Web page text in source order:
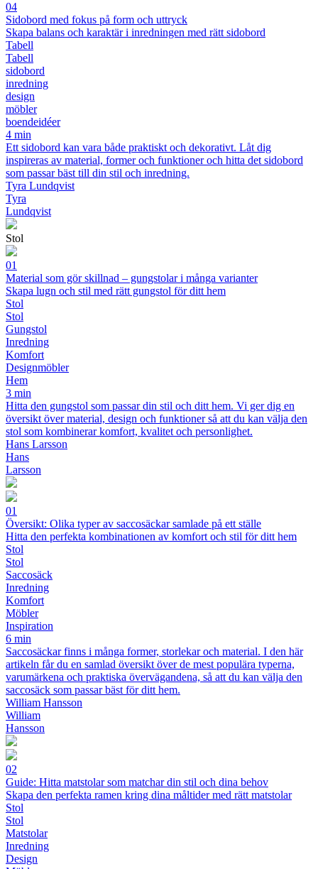
04
Sidobord med fokus på form och uttryck
Skapa balans och karaktär i inredningen med rätt sidobord
Tabell
Tabell
sidobord
inredning
design
möbler
boendeidéer
4 min
Ett sidobord kan vara både praktiskt och dekorativt. Låt dig
inspireras av material, former och funktioner och hitta det sidobord
som passar bäst till din stil och inredning.
Tyra Lundqvist
Tyra
Lundqvist
Stol
01
Material som gör skillnad – gungstolar i många varianter
Skapa lugn och stil med rätt gungstol för ditt hem
Stol
Stol
Gungstol
Inredning
Komfort
Designmöbler
Hem
3 min
Hitta den gungstol som passar din stil och ditt hem. Vi ger dig en
översikt över material, design och funktioner så att du kan välja den
stol som kombinerar komfort, kvalitet och personlighet.
Hans Larsson
Hans
Larsson
01
Översikt: Olika typer av saccosäckar samlade på ett ställe
Hitta den perfekta kombinationen av komfort och stil för ditt hem
Stol
Stol
Saccosäck
Inredning
Komfort
Möbler
Inspiration
6 min
Saccosäckar finns i många former, storlekar och material. I den här
artikeln får du en samlad översikt över de mest populära typerna,
varumärkena och praktiska övervägandena, så att du kan välja den
saccosäck som passar bäst för ditt hem.
William Hansson
William
Hansson
02
Guide: Hitta matstolar som matchar din stil och dina behov
Skapa den perfekta ramen kring dina måltider med rätt matstolar
Stol
Stol
Matstolar
Inredning
Design